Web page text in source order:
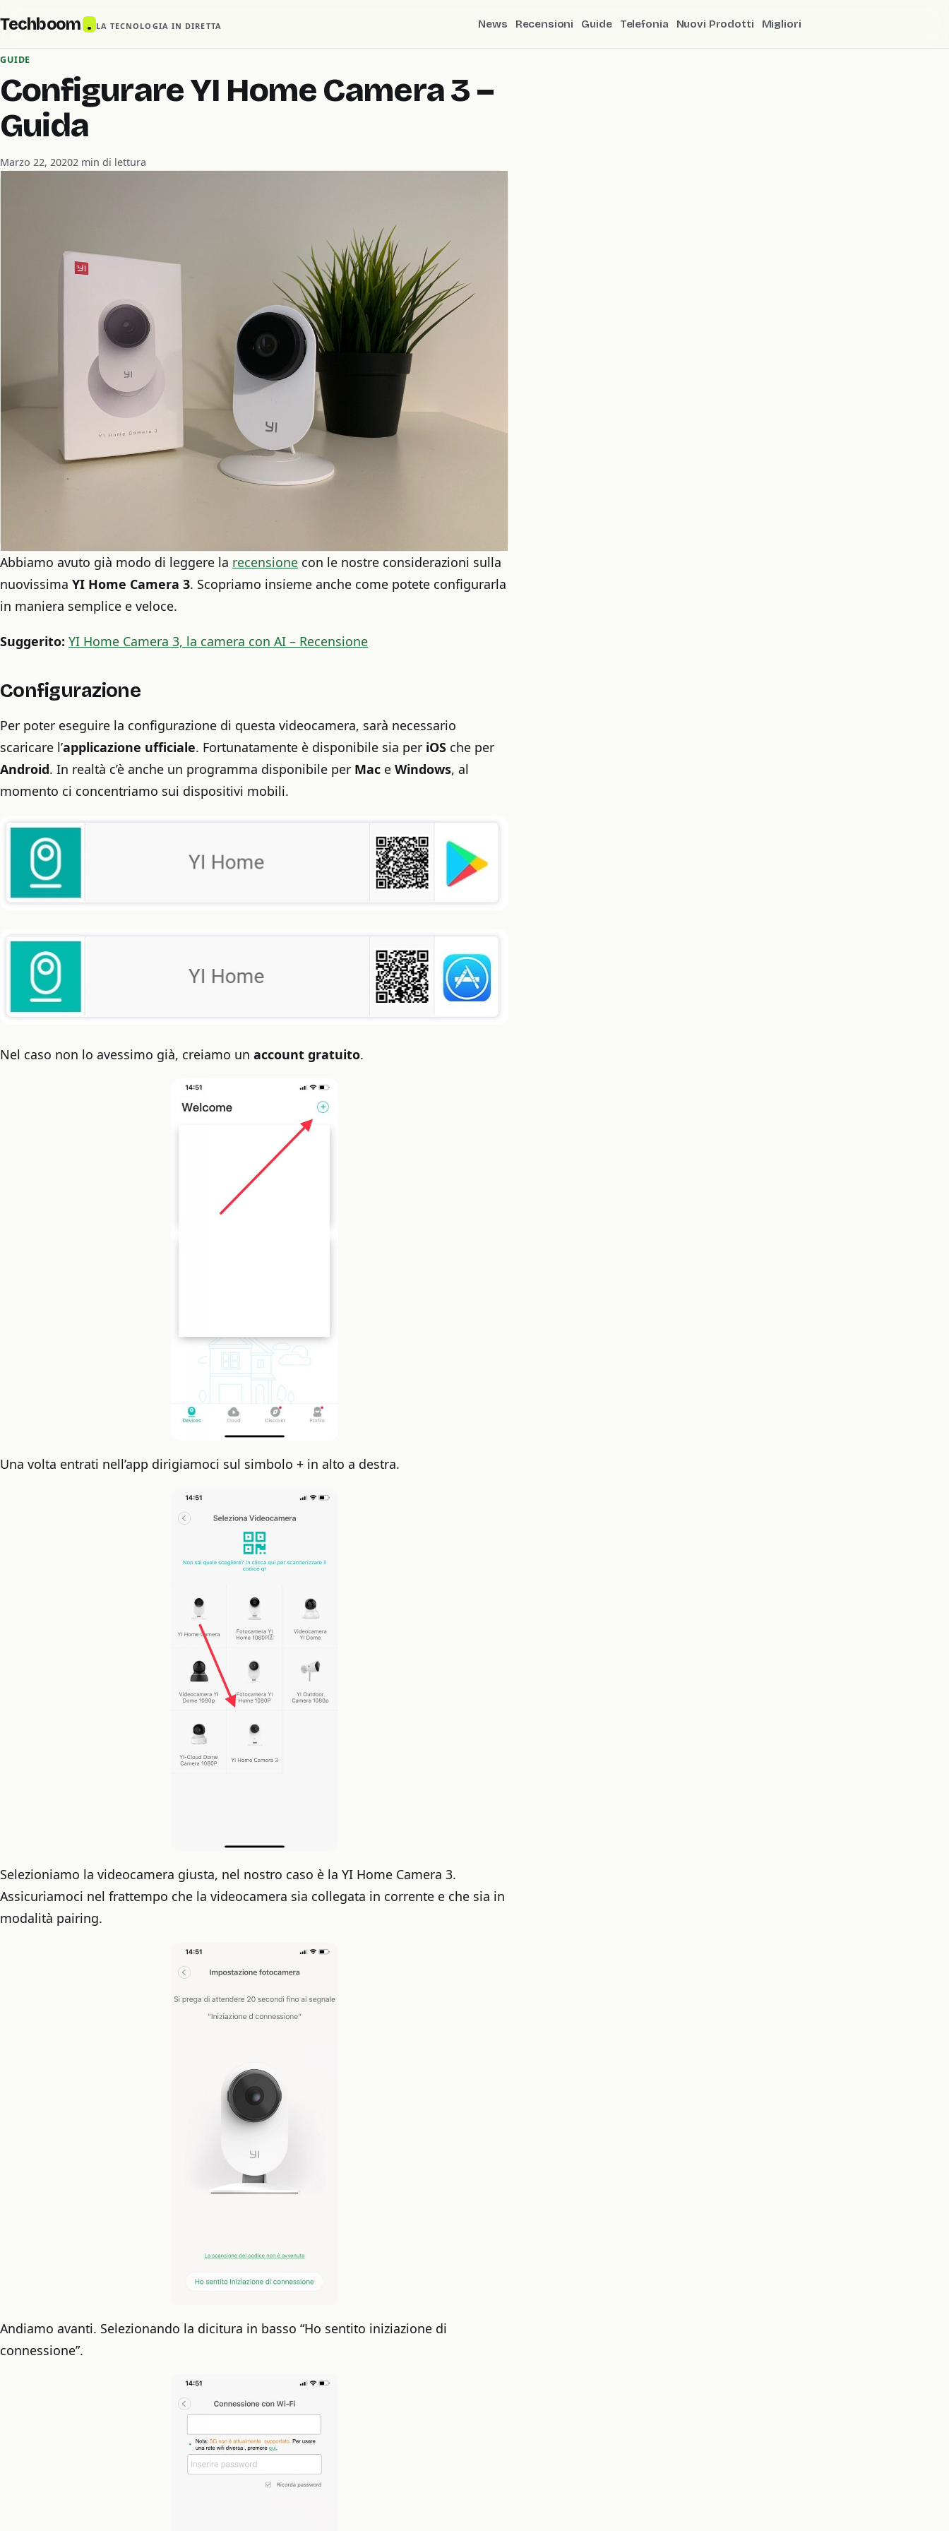
Techboom . LA TECNOLOGIA IN DIRETTA News Recensioni Guide Telefonia Nuovi Prodotti Migliori
GUIDE
Configurare YI Home Camera 3 –
Guida
Marzo 22, 20202 min di lettura
Abbiamo avuto già modo di leggere la recensione con le nostre considerazioni sulla
nuovissima YI Home Camera 3. Scopriamo insieme anche come potete configurarla
in maniera semplice e veloce.
Suggerito: YI Home Camera 3, la camera con AI – Recensione
Configurazione
Per poter eseguire la configurazione di questa videocamera, sarà necessario
scaricare l’applicazione ufficiale. Fortunatamente è disponibile sia per iOS che per
Android. In realtà c’è anche un programma disponibile per Mac e Windows, al
momento ci concentriamo sui dispositivi mobili.
Nel caso non lo avessimo già, creiamo un account gratuito.
Una volta entrati nell’app dirigiamoci sul simbolo + in alto a destra.
Selezioniamo la videocamera giusta, nel nostro caso è la YI Home Camera 3.
Assicuriamoci nel frattempo che la videocamera sia collegata in corrente e che sia in
modalità pairing.
Andiamo avanti. Selezionando la dicitura in basso “Ho sentito iniziazione di
connessione”.